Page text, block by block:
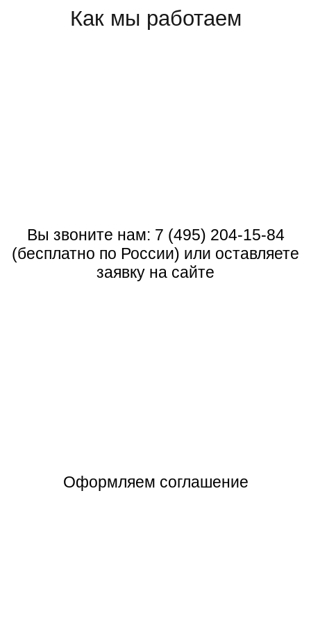
Как мы работаем
Вы звоните нам: 7 (495) 204-15-84
(бесплатно по России) или оставляете
заявку на сайте
Оформляем соглашение